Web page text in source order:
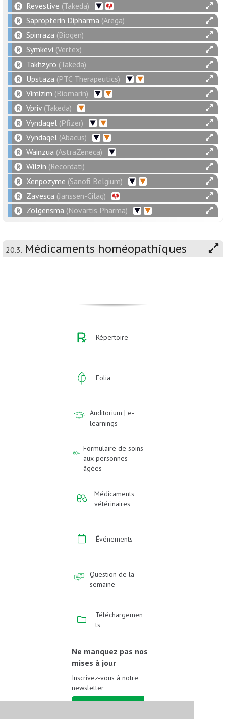
Revestive (Takeda)
Sapropterin Dipharma (Arega)
Spinraza (Biogen)
Symkevi (Vertex)
Takhzyro (Takeda)
Upstaza (PTC Therapeutics)
Vimizim (Biomarin)
Vpriv(Takeda)
Vyndaqel (Pfizer)
Vyndaqel (Abacus)
Wainzua (AstraZeneca)
Wilzin (Recordati)
Xenpozyme (Sanofi Belgium)
Zavesca (Janssen-Cilag)
Zolgensma (Novartis Pharma)
20.3. Médicaments homéopathiques
Répertoire
Folia
Auditorium | e-
learnings
Formulaire de soins
aux personnes
âgées
Médicaments
vétérinaires
Événements
Question de la
semaine
Téléchargemen
ts
Ne manquez pas nos
mises à jour
Inscrivez-vous à notre
newsletter